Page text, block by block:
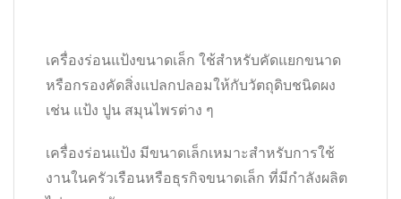
เครื่องร่อนแป้งขนาดเล็ก ใช้สำหรับคัดแยกขนาด
หรือกรองคัดสิ่งแปลกปลอมให้กับวัตถุดิบชนิดผง
เช่น แป้ง ปูน สมุนไพรต่าง ๆ
เครื่องร่อนแป้ง มีขนาดเล็กเหมาะสำหรับการใช้
งานในครัวเรือนหรือธุรกิจขนาดเล็ก ที่มีกำลังผลิต